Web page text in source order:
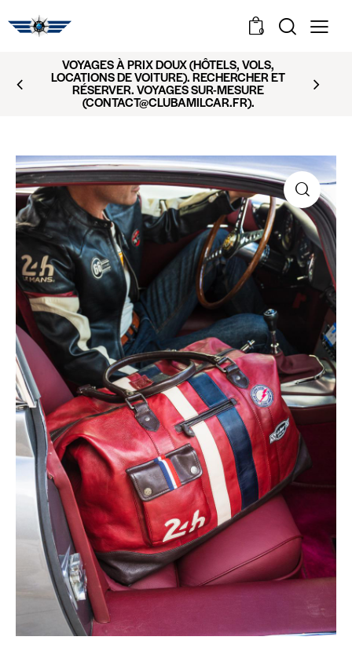
0
VOYAGES À PRIX DOUX (HÔTELS, VOLS,
LOCATIONS DE VOITURE). RECHERCHER ET
RÉSERVER. VOYAGES SUR-MESURE
(CONTACT@CLUBAMILCAR.FR).